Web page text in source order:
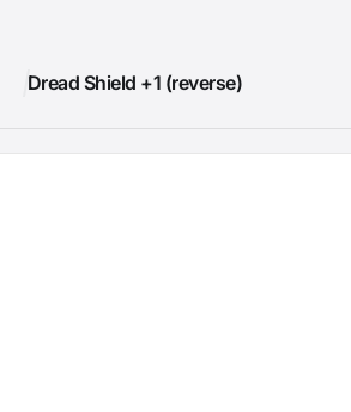
Dread Shield +1 (reverse)